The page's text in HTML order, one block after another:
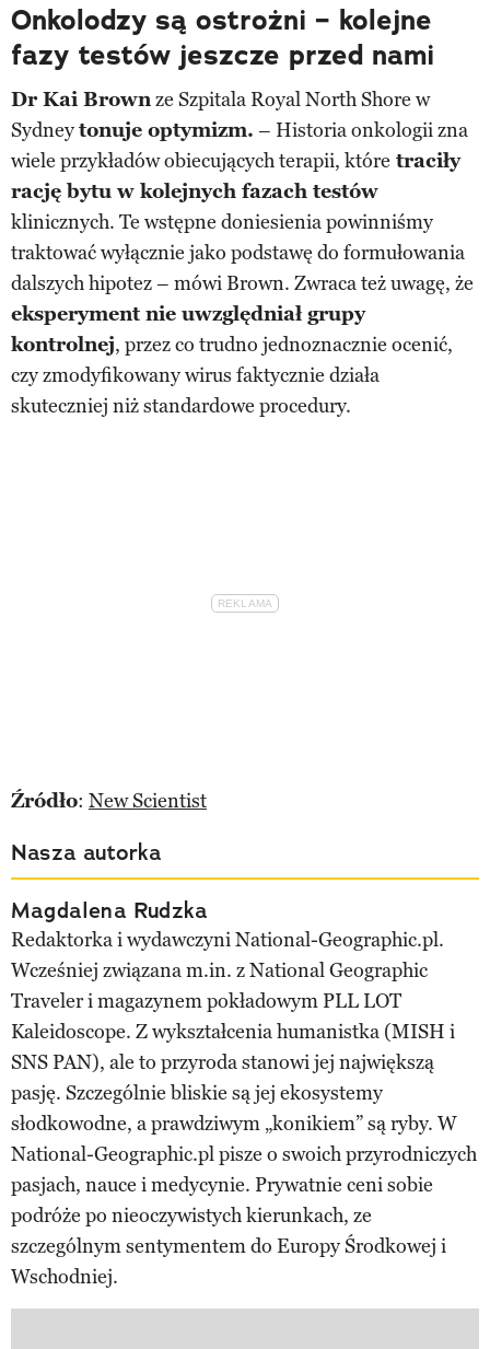
Onkolodzy są ostrożni – kolejne
fazy testów jeszcze przed nami
Dr Kai Brownze Szpitala Royal North Shore w
Sydneytonuje optymizm. – Historia onkologii zna
wiele przykładów obiecujących terapii, które traciły
rację bytu w kolejnych fazach testów
klinicznych. Te wstępne doniesienia powinniśmy
traktować wyłącznie jako podstawę do formułowania
dalszych hipotez – mówi Brown. Zwraca też uwagę, że
eksperyment nie uwzględniał grupy
kontrolnej, przez co trudno jednoznacznie ocenić,
czy zmodyfikowany wirus faktycznie działa
skuteczniej niż standardowe procedury.
Źródło: New Scientist
Nasza autorka
Magdalena Rudzka
Redaktorka i wydawczyni National-Geographic.pl.
Wcześniej związana m.in. z National Geographic
Traveler i magazynem pokładowym PLL LOT
Kaleidoscope. Z wykształcenia humanistka (MISH i
SNS PAN), ale to przyroda stanowi jej największą
pasję. Szczególnie bliskie są jej ekosystemy
słodkowodne, a prawdziwym „konikiem” są ryby. W
National-Geographic.pl pisze o swoich przyrodniczych
pasjach, nauce i medycynie. Prywatnie ceni sobie
podróże po nieoczywistych kierunkach, ze
szczególnym sentymentem do Europy Środkowej i
Wschodniej.